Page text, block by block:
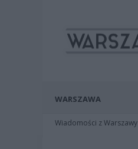
WARSZAWA
Wiadomości z Warszawy